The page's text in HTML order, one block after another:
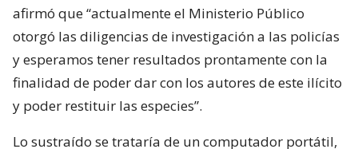
afirmó que “actualmente el Ministerio Público
otorgó las diligencias de investigación a las policías
y esperamos tener resultados prontamente con la
finalidad de poder dar con los autores de este ilícito
y poder restituir las especies”.
Lo sustraído se trataría de un computador portátil,